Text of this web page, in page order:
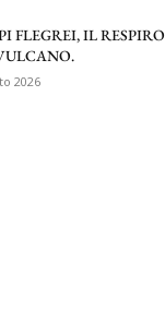
FLEGREI, IL RESPIRO
2026